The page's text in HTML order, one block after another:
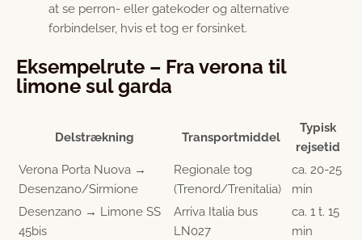
at se perron- eller gatekoder og alternative
forbindelser, hvis et tog er forsinket.
Eksempelrute – Fra verona til
limone sul garda
Delstrækning Transportmiddel
Typisk
rejsetid
Verona Porta Nuova →
Desenzano/Sirmione
Regionale tog
(Trenord/Trenitalia)
ca. 20-25
min
Desenzano → Limone SS
45bis
Arriva Italia bus
LN027
ca. 1 t. 15
min